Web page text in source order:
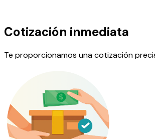
Cotización inmediata
Te proporcionamos una cotización